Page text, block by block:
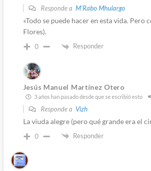
Responde a M'Rabo Mhulargo
«Todo se puede hacer en esta vida. Pero
Flores).
0 Responder
Jesús Manuel Martínez Otero
3 años han pasado desde que se escribió esto
Responde a Vizh
La viuda alegre (pero qué grande era el
0 Responder